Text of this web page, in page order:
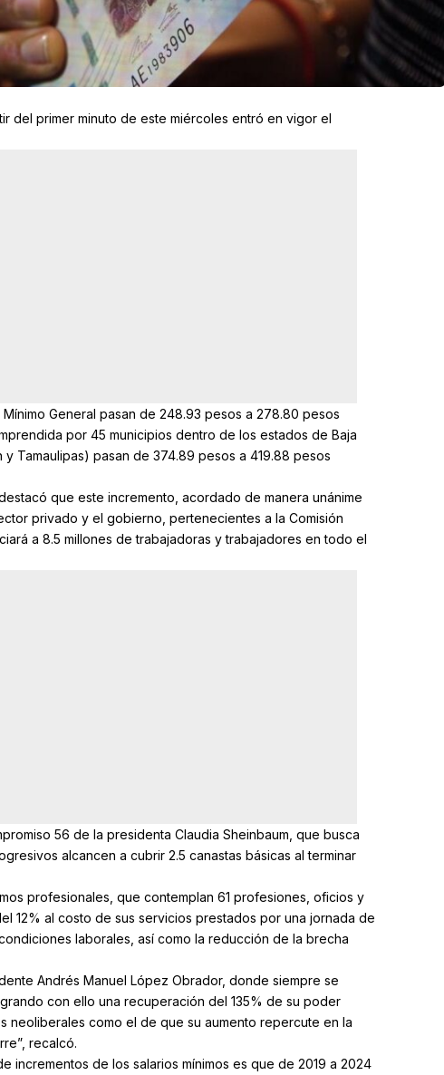
del primer minuto de este miércoles entró en vigor el
General pasan de 248.93 pesos a 278.80 pesos
por 45 municipios dentro de los estados de Baja
Tamaulipas) pasan de 374.89 pesos a 419.88 pesos
que este incremento, acordado de manera unánime
privado y el gobierno, pertenecientes a la Comisión
a 8.5 millones de trabajadoras y trabajadores en todo el
56 de la presidenta Claudia Sheinbaum, que busca
alcancen a cubrir 2.5 canastas básicas al terminar
profesionales, que contemplan 61 profesiones, oficios y
12% al costo de sus servicios prestados por una jornada de
laborales, así como la reducción de la brecha
Andrés Manuel López Obrador, donde siempre se
con ello una recuperación del 135% de su poder
neoliberales como el de que su aumento repercute en la
recalcó.
incrementos de los salarios mínimos es que de 2019 a 2024